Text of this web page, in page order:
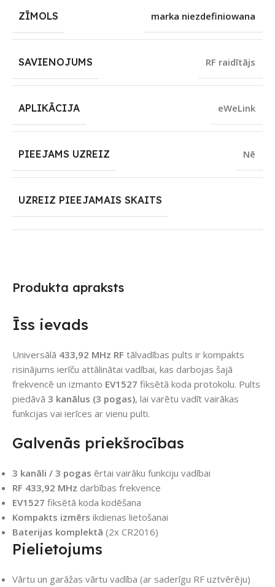
Produkta apraksts
Īss ievads
Universālā 433,92 MHz RF tālvadības pults ir kompakts
risinājums ierīču attālinātai vadībai, kas darbojas šajā
frekvencē un izmanto EV1527 fiksētā koda protokolu. Pults
piedāvā 3 kanālus (3 pogas), lai varētu vadīt vairākas
funkcijas vai ierīces ar vienu pulti.
Galvenās priekšrocības
3 kanāli / 3 pogas ērtai vairāku funkciju vadībai
RF 433,92 MHz darbības frekvence
EV1527 fiksētā koda kodēšana
Kompakts izmērs ikdienas lietošanai
Baterijas komplektā (2x CR2016)
Pielietojums
Vārtu un garāžas vārtu vadība (ar saderīgu RF uztvērēju)
ZĪMOLS marka niezdefiniowana
SAVIENOJUMS RF raidītājs
APLIKĀCIJA eWeLink
PIEEJAMS UZREIZ Nē
UZREIZ PIEEJAMAIS SKAITS